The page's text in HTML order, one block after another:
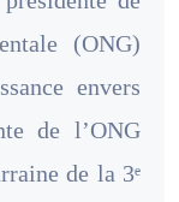
(ONG)
envers
de l’ONG
de la 3ᵉ